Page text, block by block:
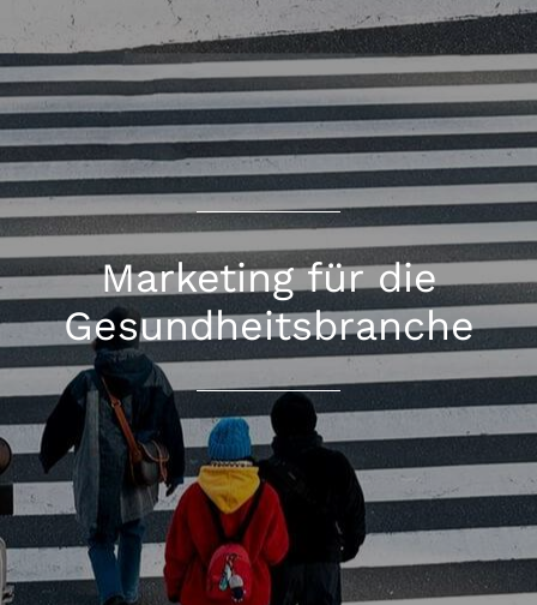
Marketing für die
Gesundheitsbranche